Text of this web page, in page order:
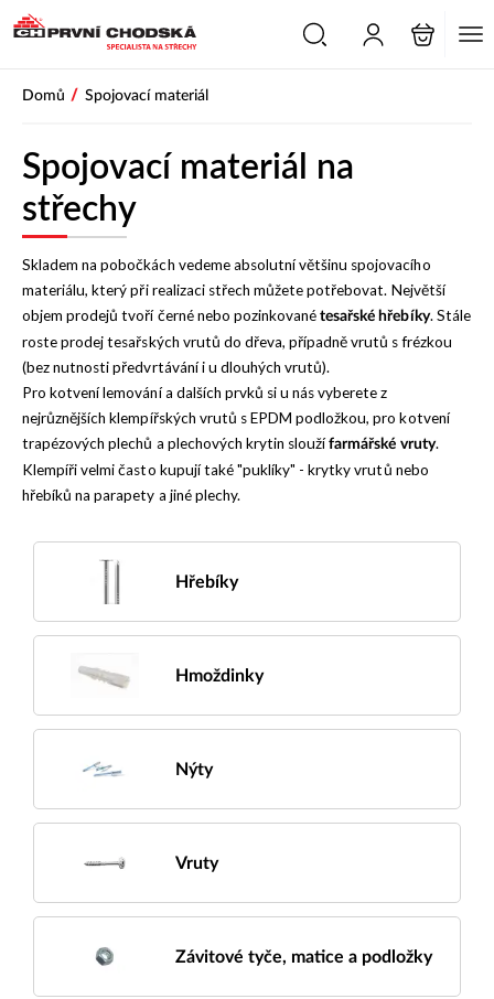
Domů / Spojovací materiál
Spojovací materiál na
střechy
Skladem na pobočkách vedeme absolutní většinu spojovacího
materiálu, který při realizaci střech můžete potřebovat. Největší
objem prodejů tvoří černé nebo pozinkovanétesařské hřebíky. Stále
roste prodej tesařských vrutů do dřeva, případně vrutů s frézkou
(bez nutnosti předvrtávání i u dlouhých vrutů).
Pro kotvení lemování a dalších prvků si u nás vyberete z
nejrůznějších klempířských vrutů s EPDM podložkou, pro kotvení
trapézových plechů a plechových krytin sloužífarmářské vruty.
Klempíři velmi často kupují také "puklíky" - krytky vrutů nebo
hřebíků na parapety a jiné plechy.
Hřebíky
Hmoždinky
Nýty
Vruty
Závitové tyče, matice a podložky